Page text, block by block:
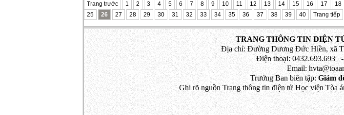
Trang trước 1 2 3 4 5 6 7 8 9 10 11 12 13 14 15 16 17 18
25
26 27 28 29 30 31 32 33 34 35 36 37 38 39 40 Trang tiếp
TRANG THÔNG TIN ĐIỆN
Địa chỉ: Đường Dương Đức Hiền, xã
Điện thoại: 0432.693.693 -
Email:
Trưởng Ban biên tập:Giám
Ghi rõ nguồn Trang thông tin điện tử Học viện Tòa